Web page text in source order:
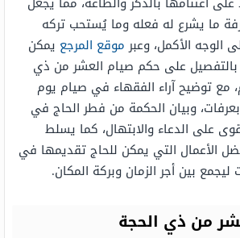
ما يشرع له فعله وما يُستحب تركه
الوجه الأكمل، وعبرموقع المرجع يمكن
بالتفصيل على حكم صيام العشر من ذي
مع توضيح آراء الفقهاء في صيام يوم
وبيان الحكمة من فطر الحاج في
على الدعاء والابتهال، كما يسلط
الأعمال التي يمكن للحاج تقديمها في
ليجمع بين أجر الزمان وبركة المكان.
من ذي الحجة